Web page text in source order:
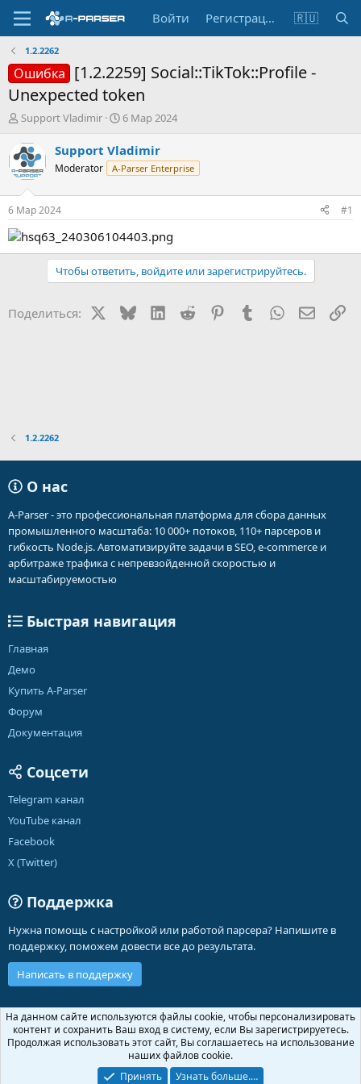
Войти Регистрация 🇷🇺
1.2.2262
Ошибка [1.2.2259] Social::TikTok::Profile -
Unexpected token
А
т
о
р
т
е
м
ы
Support Vladimir
Д
т
а
н
а
л
6 Мар 2024
Support Vladimir
Moderator A-Parser Enterprise
6 Мар 2024 #1
Чтобы ответить, войдите или зарегистрируйтесь.
Поделиться: BlueskyLinkedIn
Reddit PinterestTumblr WhatsApp
1.2.2262
О нас
A-Parser - это профессиональная платформа для сбора данных
промышленного масштаба: 10 000+ потоков, 110+ парсеров и
гибкость Node.js. Автоматизируйте задачи в SEO, e-commerce и
арбитраже трафика с непревзойденной скоростью и
масштабируемостью
Быстрая навигация
Главная
Демо
Купить A-Parser
Форум
Документация
Соцсети
Telegram канал
YouTube канал
Facebook
X (Twitter)
Поддержка
Нужна помощь с настройкой или работой парсера? Напишите в
поддержку, поможем довести все до результата.
Написать в поддержку
Russian (RU)
Обратная связь
Условия и правила
Политика конфиденциальности
Помощь
Community platform by XenForo ® © 2010-2026 XenForo Ltd.
На данном сайте используются файлы cookie, чтобы персонализировать
контент и сохранить Ваш вход в систему, если Вы зарегистрируетесь.
Продолжая использовать этот сайт, Вы соглашаетесь на использование
наших файлов cookie.
Принять
Узнать больше.…